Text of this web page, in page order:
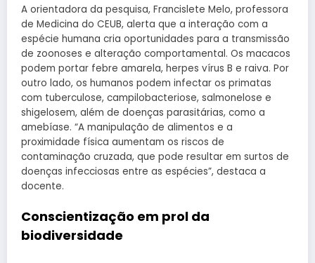
A orientadora da pesquisa, Francislete Melo, professora
de Medicina do CEUB, alerta que a interação com a
espécie humana cria oportunidades para a transmissão
de zoonoses e alteração comportamental. Os macacos
podem portar febre amarela, herpes vírus B e raiva. Por
outro lado, os humanos podem infectar os primatas
com tuberculose, campilobacteriose, salmonelose e
shigelosem, além de doenças parasitárias, como a
amebíase. “A manipulação de alimentos e a
proximidade física aumentam os riscos de
contaminação cruzada, que pode resultar em surtos de
doenças infecciosas entre as espécies”, destaca a
docente.
Conscientização em prol da
biodiversidade